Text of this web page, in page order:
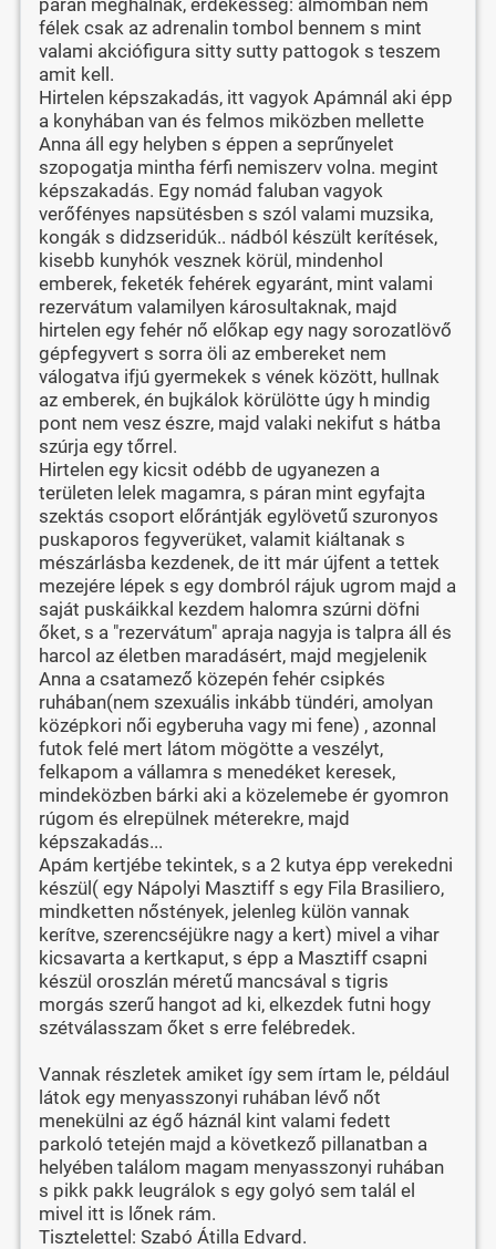
félek csak az adrenalin tombol bennem s mint
valami akciófigura sitty sutty pattogok s teszem
amit kell.
Hirtelen képszakadás, itt vagyok Apámnál aki épp
a konyhában van és felmos miközben mellette
Anna áll egy helyben s éppen a seprűnyelet
szopogatja mintha férfi nemiszerv volna. megint
képszakadás. Egy nomád faluban vagyok
verőfényes napsütésben s szól valami muzsika,
kongák s didzseridúk.. nádból készült kerítések,
kisebb kunyhók vesznek körül, mindenhol
emberek, feketék fehérek egyaránt, mint valami
rezervátum valamilyen károsultaknak, majd
hirtelen egy fehér nő előkap egy nagy sorozatlövő
gépfegyvert s sorra öli az embereket nem
válogatva ifjú gyermekek s vének között, hullnak
az emberek, én bujkálok körülötte úgy h mindig
pont nem vesz észre, majd valaki nekifut s hátba
szúrja egy tőrrel.
Hirtelen egy kicsit odébb de ugyanezen a
területen lelek magamra, s páran mint egyfajta
szektás csoport előrántják egylövetű szuronyos
puskaporos fegyverüket, valamit kiáltanak s
mészárlásba kezdenek, de itt már újfent a tettek
mezejére lépek s egy dombról rájuk ugrom majd a
saját puskáikkal kezdem halomra szúrni döfni
őket, s a "rezervátum" apraja nagyja is talpra áll és
harcol az életben maradásért, majd megjelenik
Anna a csatamező közepén fehér csipkés
ruhában(nem szexuális inkább tündéri, amolyan
középkori női egyberuha vagy mi fene) , azonnal
futok felé mert látom mögötte a veszélyt,
felkapom a vállamra s menedéket keresek,
mindeközben bárki aki a közelemebe ér gyomron
rúgom és elrepülnek méterekre, majd
képszakadás...
Apám kertjébe tekintek, s a 2 kutya épp verekedni
készül( egy Nápolyi Masztiff s egy Fila Brasiliero,
mindketten nőstények, jelenleg külön vannak
kerítve, szerencséjükre nagy a kert) mivel a vihar
kicsavarta a kertkaput, s épp a Masztiff csapni
készül oroszlán méretű mancsával s tigris
morgás szerű hangot ad ki, elkezdek futni hogy
szétválasszam őket s erre felébredek.
Vannak részletek amiket így sem írtam le, például
látok egy menyasszonyi ruhában lévő nőt
menekülni az égő háznál kint valami fedett
parkoló tetején majd a következő pillanatban a
helyében találom magam menyasszonyi ruhában
s pikk pakk leugrálok s egy golyó sem talál el
mivel itt is lőnek rám.
Tisztelettel: Szabó Átilla Edvard.